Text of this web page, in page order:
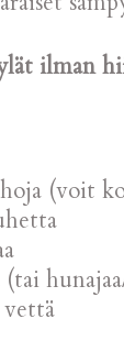
ilman
(voit